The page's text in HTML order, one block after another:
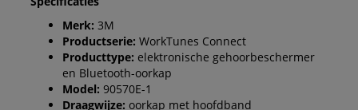
Merk: 3M
Productserie: WorkTunes Connect
Producttype: elektronische gehoorbeschermer
en Bluetooth-oorkap
Model: 90570E-1
Draagwijze: oorkap met hoofdband